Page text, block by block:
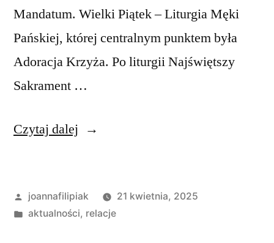
Mandatum. Wielki Piątek – Liturgia Męki
Pańskiej, której centralnym punktem była
Adoracja Krzyża. Po liturgii Najświętszy
Sakrament …
Czytaj dalej „Triduum
Opublikowane
przez
joannafilipiak
21 kwietnia, 2025
Opublikowano
aktualności, relacje